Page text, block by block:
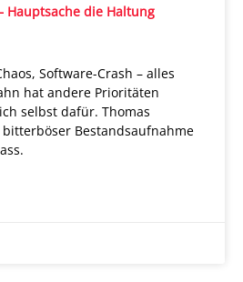
Hauptsache die Haltung
Software-Crash – alles
hat andere Prioritäten
selbst dafür. Thomas
Bestandsaufnahme